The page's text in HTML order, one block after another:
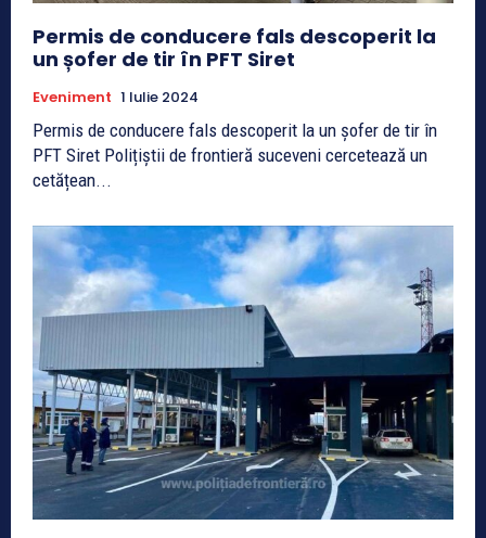
Permis de conducere fals descoperit la
un șofer de tir în PFT Siret
Eveniment 1 Iulie 2024
Permis de conducere fals descoperit la un șofer de tir în
PFT Siret Polițiștii de frontieră suceveni cercetează un
cetățean...